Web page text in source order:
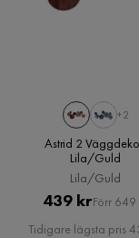
+2
Astrid 2
Lila/Guld
Lila/Guld
Pris
439 kr
Pris
Förr 649
Tidigare lägsta pris